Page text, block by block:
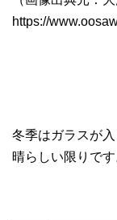
https://
冬季はガラスが
晴らしい限りです